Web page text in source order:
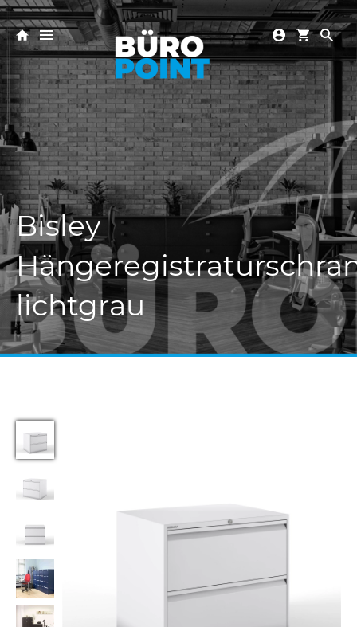
Bisley
lichtgrau